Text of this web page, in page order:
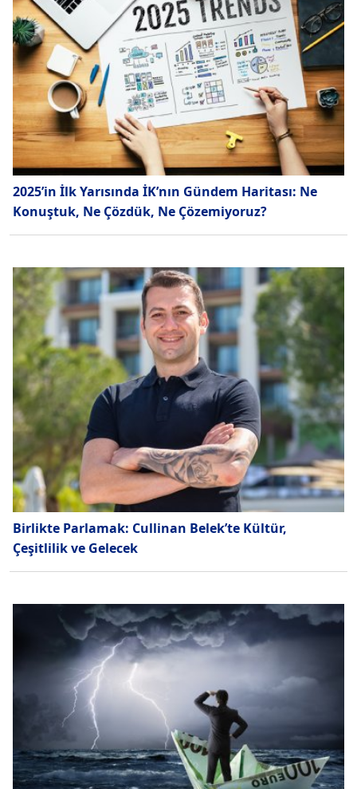
2025’in İlk Yarısında İK’nın Gündem Haritası: Ne
Konuştuk, Ne Çözdük, Ne Çözemiyoruz?
Birlikte Parlamak: Cullinan Belek’te Kültür,
Çeşitlilik ve Gelecek